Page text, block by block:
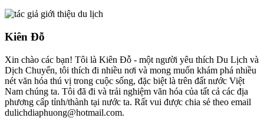
Kiên Đỗ
Xin chào các bạn! Tôi là Kiên Đỗ - một người yêu thích Du Lịch và
Dịch Chuyển, tôi thích đi nhiều nơi và mong muốn khám phá nhiều
nét văn hóa thú vị trong cuộc sống, đặc biệt là trên đất nước Việt
Nam chúng ta. Tôi đã đi và trải nghiệm văn hóa của tất cả các địa
phương cấp tỉnh/thành tại nước ta. Rất vui được chia sẻ theo email
dulichdiaphuong@hotmail.com.